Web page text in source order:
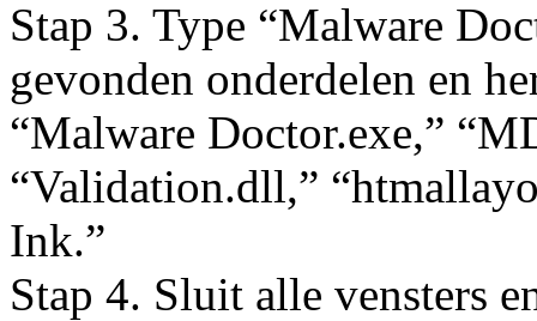
Stap 3. Type “Malware
gevonden onderdelen en
“Malware Doctor.exe,”
“Validation.dll,”
Ink.”
Stap 4. Sluit alle vensters